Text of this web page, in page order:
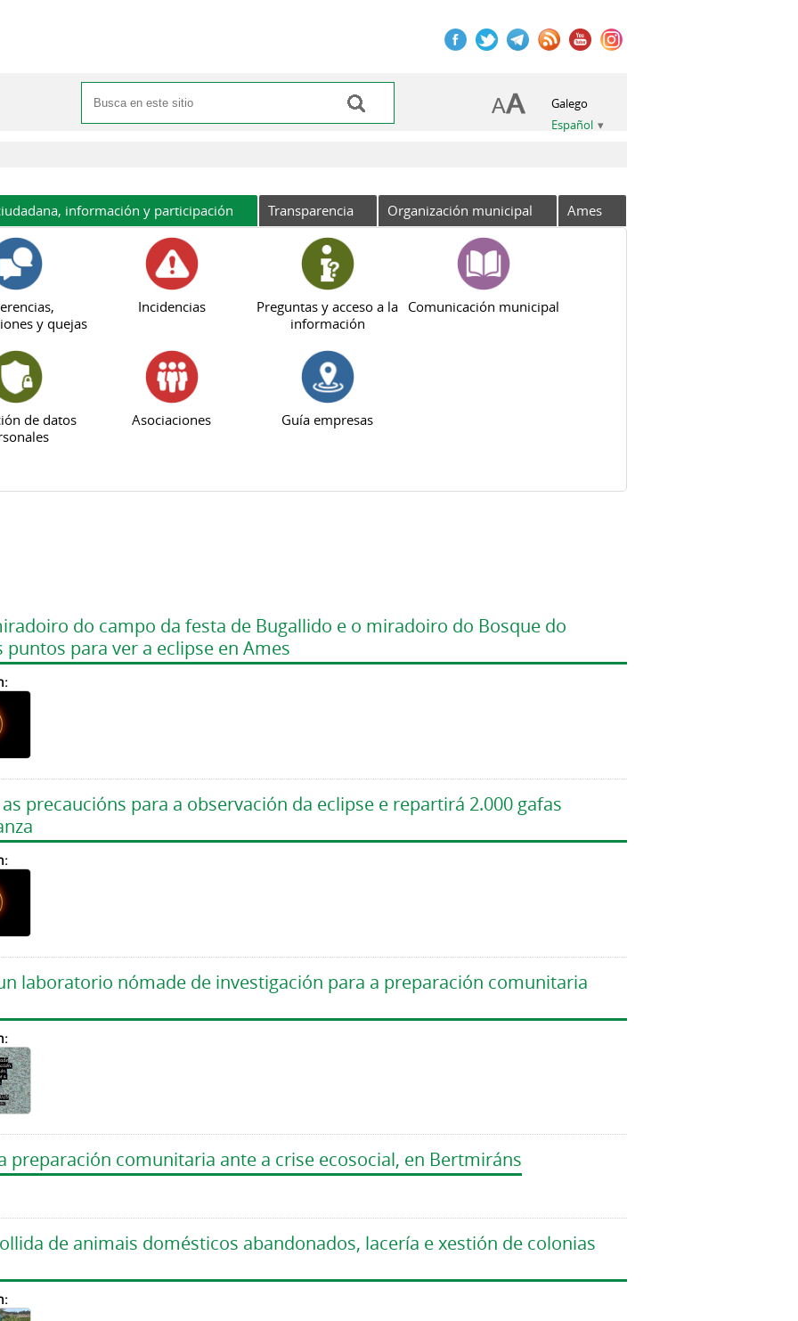
Formulario de búsqueda
Buscar
Galego
Español
información y participación Transparencia Organización municipal Ames
y quejas
Incidencias
Preguntas y acceso a la
información
Comunicación municipal
de datos
Asociaciones Guía empresas
do campo da festa de Bugallido e o miradoiro do Bosque do
para ver a eclipse en Ames
precaucións para a observación da eclipse e repartirá 2.000 gafas
laboratorio nómade de investigación para a preparación comunitaria
preparación comunitaria ante a crise ecosocial, en Bertmiráns
de animais domésticos abandonados, lacería e xestión de colonias